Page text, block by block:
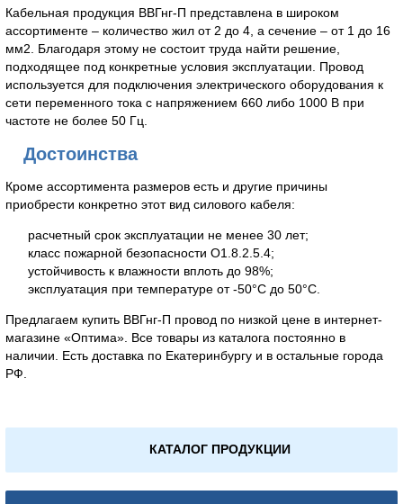
Кабельная продукция ВВГнг-П представлена в широком
ассортименте – количество жил от 2 до 4, а сечение – от 1 до 16
мм2. Благодаря этому не состоит труда найти решение,
подходящее под конкретные условия эксплуатации. Провод
используется для подключения электрического оборудования к
сети переменного тока с напряжением 660 либо 1000 В при
частоте не более 50 Гц.
Достоинства
Кроме ассортимента размеров есть и другие причины
приобрести конкретно этот вид силового кабеля:
расчетный срок эксплуатации не менее 30 лет;
класс пожарной безопасности O1.8.2.5.4;
устойчивость к влажности вплоть до 98%;
эксплуатация при температуре от -50°С до 50°С.
Предлагаем купить ВВГнг-П провод по низкой цене в интернет-
магазине «Оптима». Все товары из каталога постоянно в
наличии. Есть доставка по Екатеринбургу и в остальные города
РФ.
КАТАЛОГ ПРОДУКЦИИ